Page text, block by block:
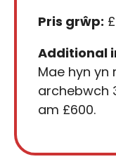
Pris grŵp:
Additional
Mae hyn yn
archebwch
am £600.